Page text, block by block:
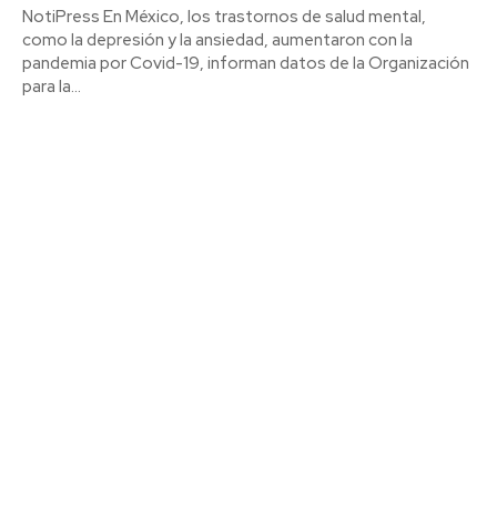
NotiPress En México, los trastornos de salud mental,
como la depresión y la ansiedad, aumentaron con la
pandemia por Covid-19, informan datos de la Organización
para la...